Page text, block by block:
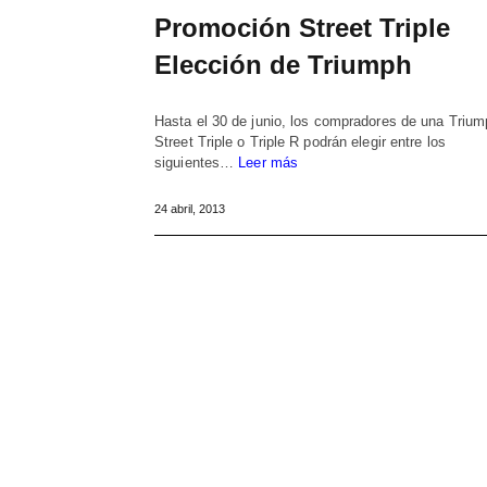
Promoción Street Triple
Elección de Triumph
Hasta el 30 de junio, los compradores de una
Street Triple o Triple R podrán elegir entre los
siguientes…
Leer más
24 abril, 2013